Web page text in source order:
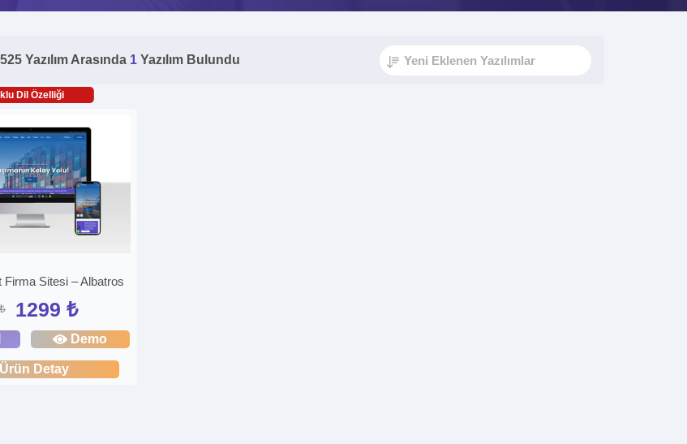
Yazılım Arasında 1 Yazılım Bulundu
Dil Özelliği
Firma Sitesi – Albatros
1299 ₺
Demo
Ürün Detay